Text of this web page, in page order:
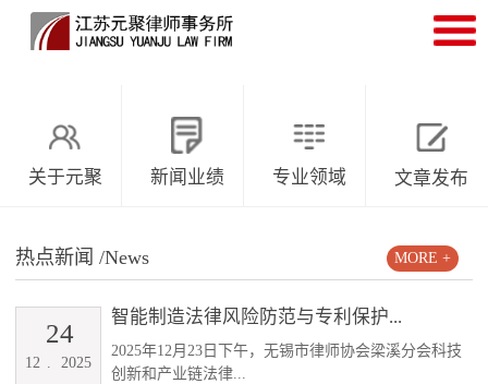
关于元聚 新闻业绩 专业领域 文章发布
热点新闻 /News
智能制造法律风险防范与专利保护...
2025年12月23日下午，无锡市律师协会梁溪分会科技
创新和产业链法律...
12 . 2025
24
MORE +